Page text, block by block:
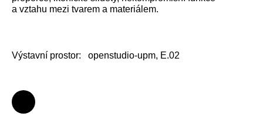
a vztahu mezi tvarem a materiálem.
Výstavní prostor: openstudio-upm, E.02